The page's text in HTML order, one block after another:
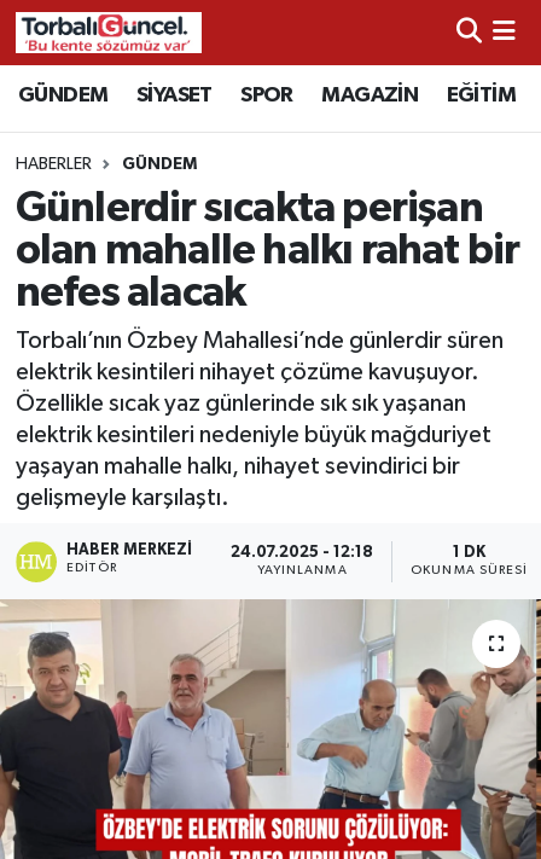
GÜNDEM SİYASET SPOR MAGAZİN EĞİTİM
HABERLER GÜNDEM
Günlerdir sıcakta perişan
olan mahalle halkı rahat bir
nefes alacak
Torbalı’nın Özbey Mahallesi’nde günlerdir süren
elektrik kesintileri nihayet çözüme kavuşuyor.
Özellikle sıcak yaz günlerinde sık sık yaşanan
elektrik kesintileri nedeniyle büyük mağduriyet
yaşayan mahalle halkı, nihayet sevindirici bir
gelişmeyle karşılaştı.
HABER MERKEZI
EDITÖR
24.07.2025 - 12:18
YAYINLANMA
1 DK
OKUNMA SÜRESI
İzmir Nöbetçi Eczaneler
İzmir Hava Durumu
İzmir Namaz Vakitleri
İzmir Trafik Yoğunluk Haritası
Süper Lig Puan Durumu ve Fikstür
Tüm Manşetler
Son Dakika Haberleri